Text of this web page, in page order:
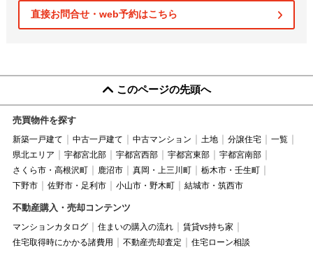
直接お問合せ・web予約はこちら
このページの先頭へ
売買物件を探す
新築一戸建て 中古一戸建て 中古マンション 土地 分譲住宅
一覧
県北エリア
宇都宮北部 宇都宮西部 宇都宮東部
宇都宮南部
さくら市・高根沢町
鹿沼市 真岡・上三川町
栃木市・壬生町
下野市
佐野市・足利市 小山市・野木町 結城市・筑西市
不動産購入・売却コンテンツ
マンションカタログ 住まいの購入の流れ
賃貸vs持ち家
住宅取得時にかかる諸費用
不動産売却査定 住宅ローン相談